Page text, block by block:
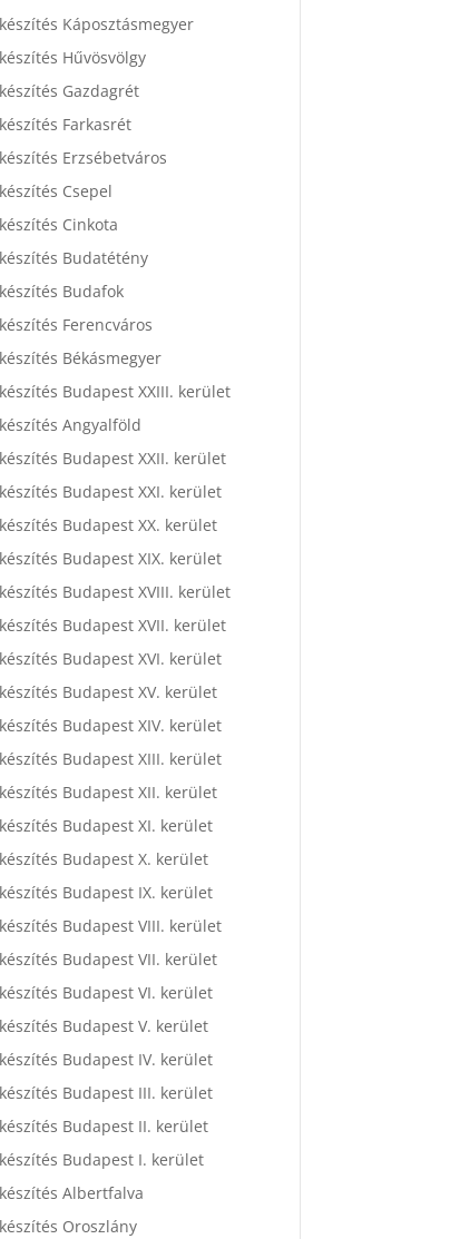
Káposztásmegyer
Hűvösvölgy
Gazdagrét
Farkasrét
Erzsébetváros
Csepel
Cinkota
Budatétény
Budafok
Ferencváros
Békásmegyer
Budapest XXIII. kerület
Angyalföld
Budapest XXII. kerület
Budapest XXI. kerület
Budapest XX. kerület
Budapest XIX. kerület
Budapest XVIII. kerület
Budapest XVII. kerület
Budapest XVI. kerület
Budapest XV. kerület
Budapest XIV. kerület
Budapest XIII. kerület
Budapest XII. kerület
Budapest XI. kerület
Budapest X. kerület
Budapest IX. kerület
Budapest VIII. kerület
Budapest VII. kerület
Budapest VI. kerület
Budapest V. kerület
Budapest IV. kerület
Budapest III. kerület
Budapest II. kerület
Budapest I. kerület
Albertfalva
Oroszlány